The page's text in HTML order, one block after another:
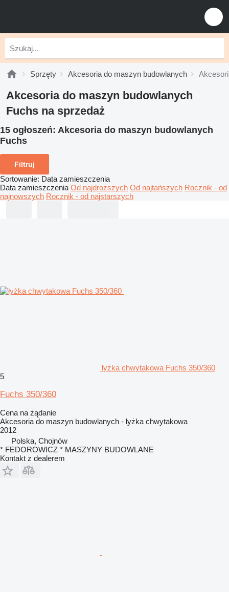
Sprzęty Akcesoria do maszyn budowlanych
Akcesoria do maszyn budowlanych
Fuchs na sprzedaż
15 ogłoszeń: Akcesoria do maszyn budowlanych
Fuchs
Filtruj
Sortowanie: Data zamieszczenia
Data zamieszczenia Od najdroższych Od najtańszych Rocznik - od
najnowszych Rocznik - od najstarszych
łyżka chwytakowa Fuchs 350/360
5
Fuchs 350/360
Cena na żądanie
Akcesoria do maszyn budowlanych - łyżka chwytakowa
2012
Polska, Chojnów
* FEDOROWICZ * MASZYNY BUDOWLANE
Kontakt z dealerem